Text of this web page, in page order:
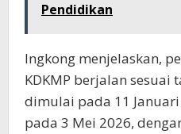
Pendidikan
Ingkong menjelaskan,
KDKMP berjalan sesuai
dimulai pada 11
pada 3 Mei 2026,